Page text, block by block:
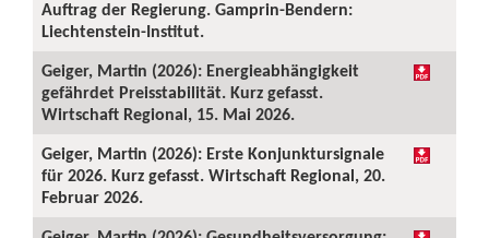
Auftrag der Regierung. Gamprin-Bendern:
Liechtenstein-Institut.
Geiger, Martin (2026): Energieabhängigkeit
gefährdet Preisstabilität. Kurz gefasst.
Wirtschaft Regional, 15. Mai 2026.
Geiger, Martin (2026): Erste Konjunktursignale
für 2026. Kurz gefasst. Wirtschaft Regional, 20.
Februar 2026.